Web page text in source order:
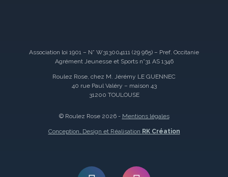
Association loi 1901 – N° W313004111 (29 965) – Pref. Occitanie
Agrément Jeunesse et Sports n°31 AS 1346
Roulez Rose, chez M. Jérémy LE GUENNEC
40 rue Paul Valéry – maison 43
31200 TOULOUSE
© Roulez Rose 2026 - Mentions légales
Conception, Design et Réalisation RK Création